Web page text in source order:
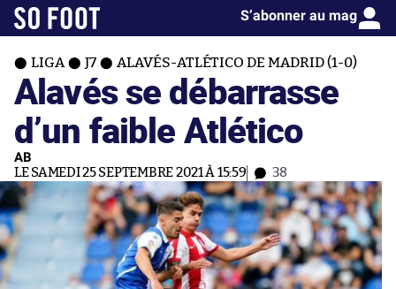
S’abonner au mag
LIGA J7 ALAVÉS-ATLÉTICO DE MADRID (1-0)
Alavés se débarrasse
d’un faible Atlético
AB
LE SAMEDI 25 SEPTEMBRE 2021 À 15:59 38